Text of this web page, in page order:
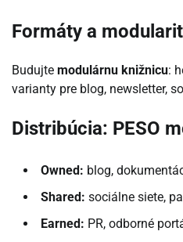
Formáty a
Budujte modulárnu knižnicu:
varianty pre blog, newsletter,
Distribúcia: PESO
Owned: blog,
Shared: sociálne siete,
Earned: PR, odborné